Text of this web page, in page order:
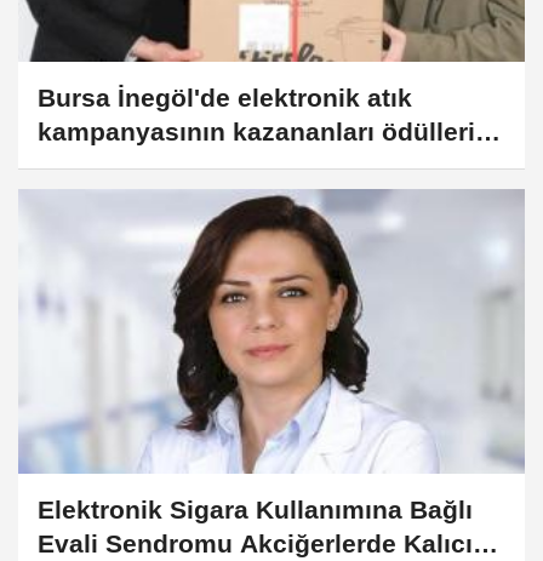
Bursa İnegöl'de elektronik atık
kampanyasının kazananları ödüllerini
aldı
Elektronik Sigara Kullanımına Bağlı
Evali Sendromu Akciğerlerde Kalıcı